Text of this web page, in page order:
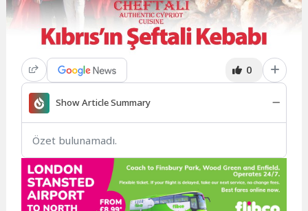
0
Show Article Summary
Özet bulunamadı.